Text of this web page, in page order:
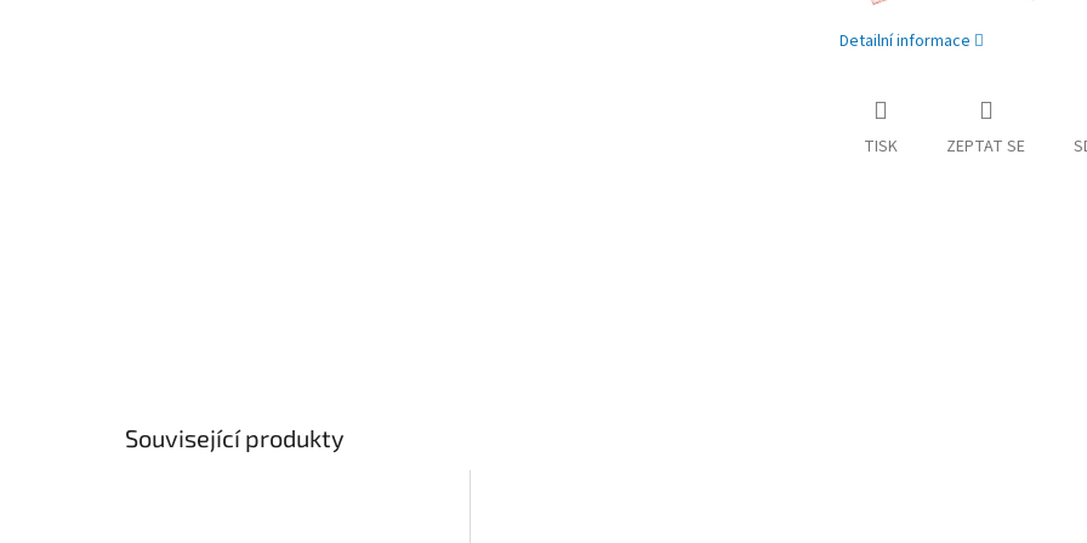
Detailní informace
TISK ZEPTAT SE
Související produkty